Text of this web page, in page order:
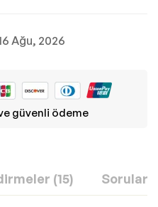
Ağu, 2026
güvenli ödeme
(15) Sorular